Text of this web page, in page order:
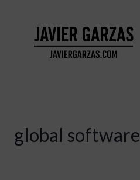
global